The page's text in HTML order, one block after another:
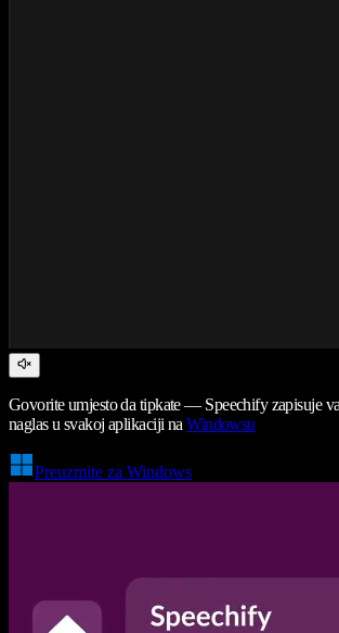
Govorite umjesto da tipkate — Speechify zapisuje
naglas u svakoj aplikaciji naWindowsu
Preuzmite za Windows